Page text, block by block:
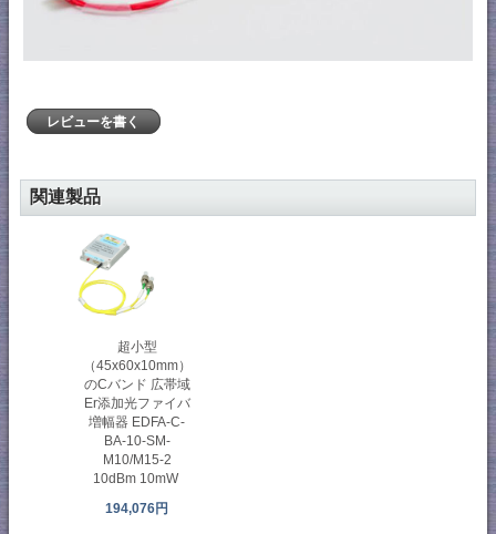
レビューを書く
関連製品
超小型
（45x60x10mm）
のCバンド 広帯域
Er添加光ファイバ
増幅器 EDFA-C-
BA-10-SM-
M10/M15-2
10dBm 10mW
194,076円